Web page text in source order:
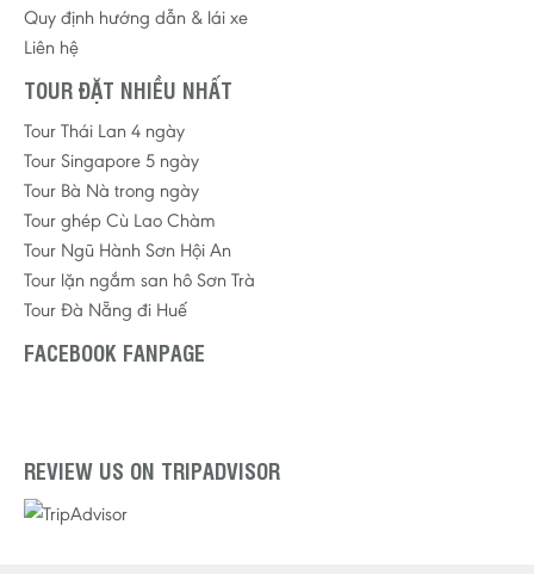
Quy định hướng dẫn & lái xe
Liên hệ
TOUR ĐẶT NHIỀU NHẤT
Tour Thái Lan 4 ngày
Tour Singapore 5 ngày
Tour Bà Nà trong ngày
Tour ghép Cù Lao Chàm
Tour Ngũ Hành Sơn Hội An
Tour lặn ngắm san hô Sơn Trà
Tour Đà Nẵng đi Huế
FACEBOOK FANPAGE
REVIEW US ON TRIPADVISOR